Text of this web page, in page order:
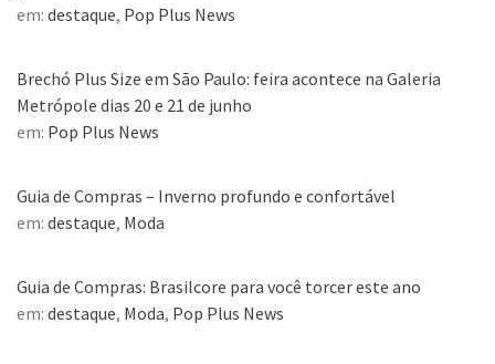
em: destaque, Pop Plus News
Brechó Plus Size em São Paulo: feira acontece na Galeria
Metrópole dias 20 e 21 de junho
em: Pop Plus News
Guia de Compras – Inverno profundo e confortável
em: destaque, Moda
Guia de Compras: Brasilcore para você torcer este ano
em: destaque, Moda, Pop Plus News